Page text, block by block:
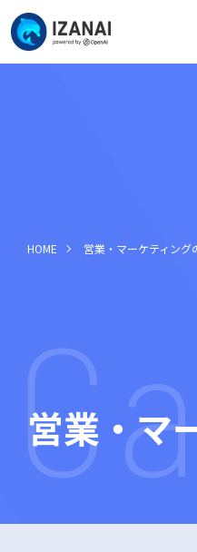
HOME 営業・マーケティング
営業・マ